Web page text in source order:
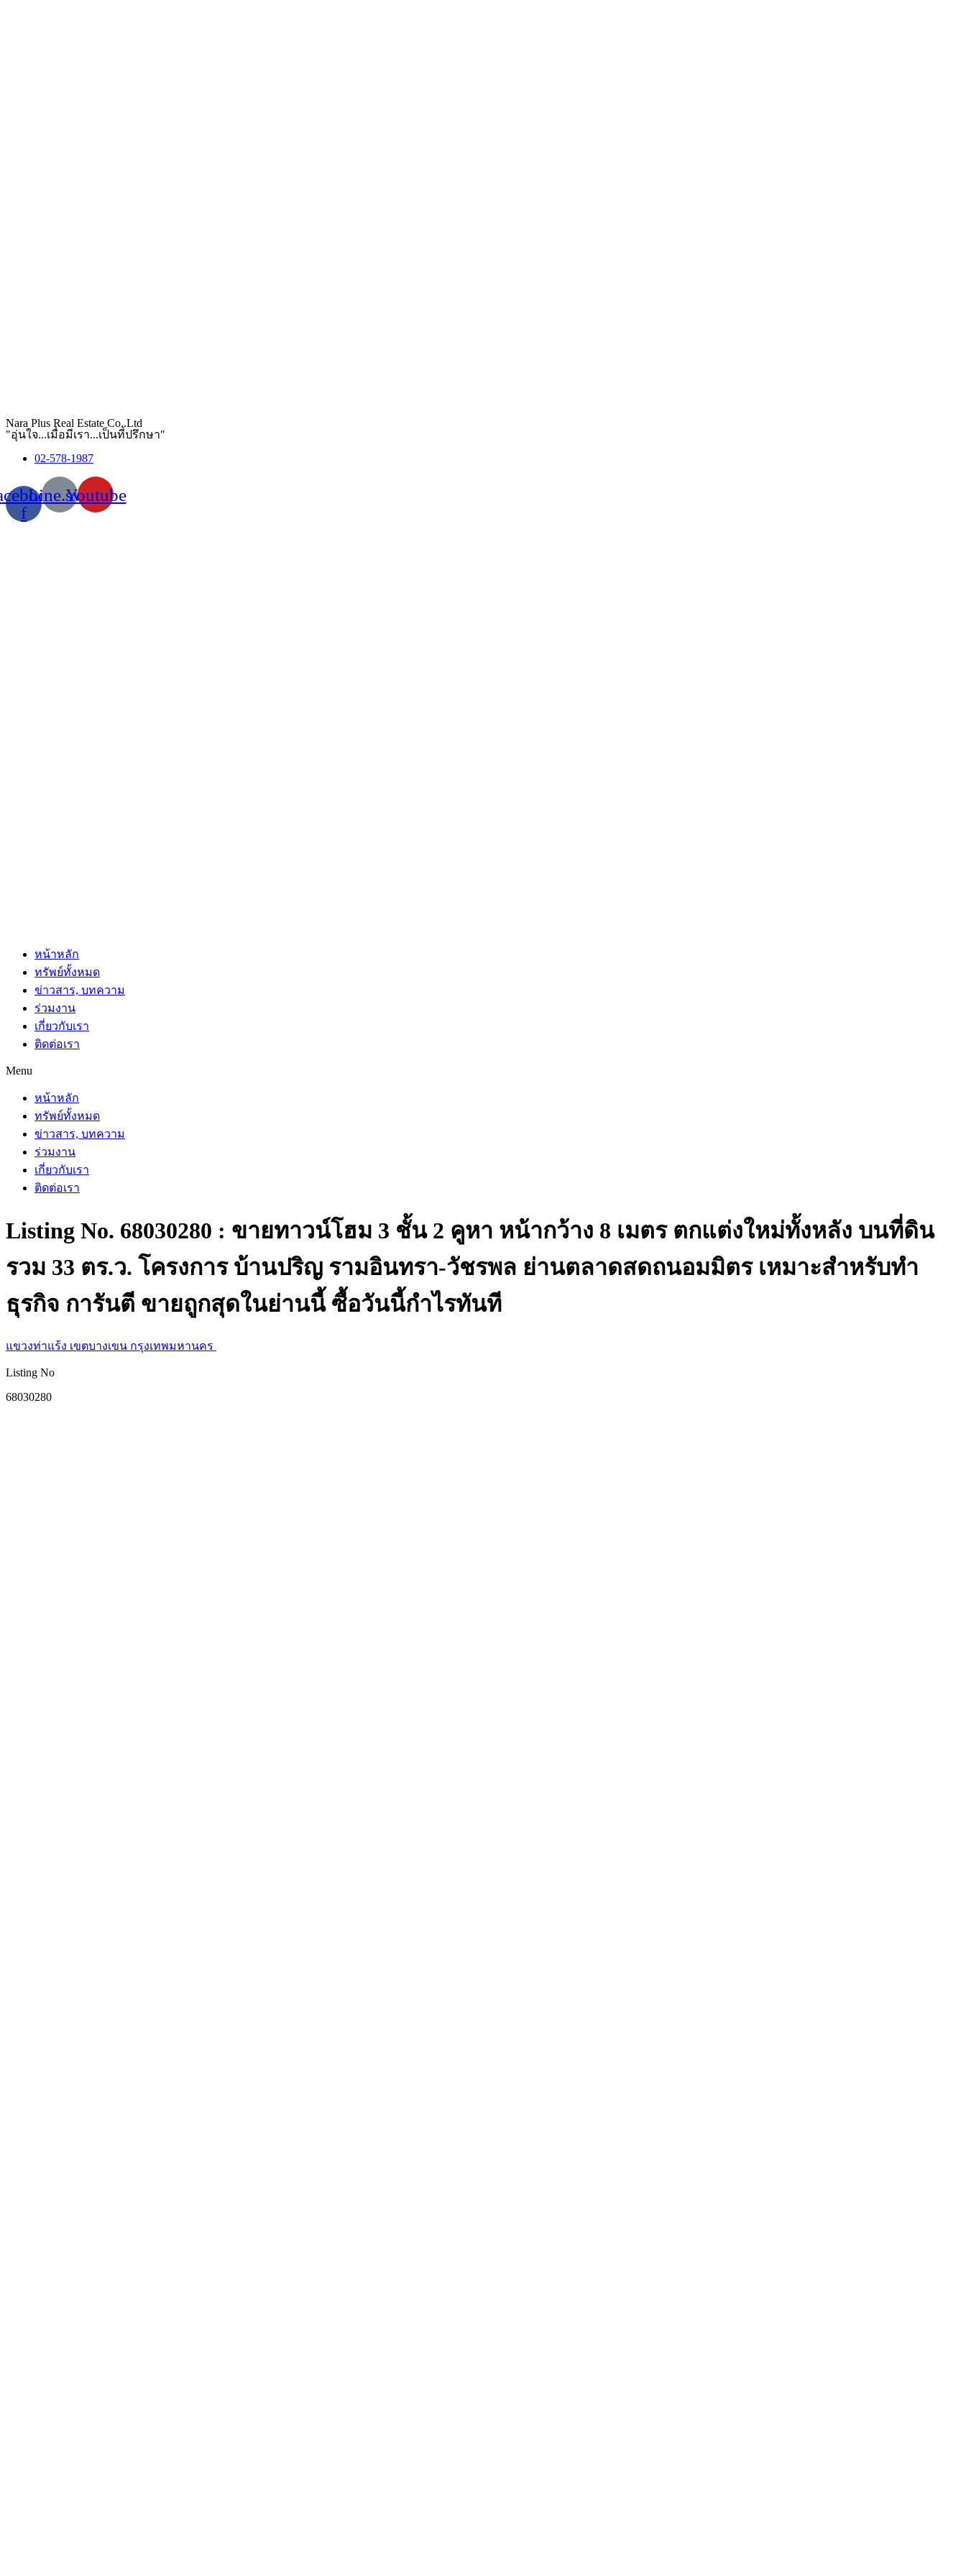
Nara Plus Real Estate Co,.Ltd
"อุ่นใจ...เมื่อมีเรา...เป็นที่ปรึกษา"
02-578-1987
f
Line.svgYoutube
หน้าหลัก
ทรัพย์ทั้งหมด
ข่าวสาร, บทความ
ร่วมงาน
เกี่ยวกับเรา
ติดต่อเรา
Menu
หน้าหลัก
ทรัพย์ทั้งหมด
ข่าวสาร, บทความ
ร่วมงาน
เกี่ยวกับเรา
ติดต่อเรา
Listing No. 68030280 : ขายทาวน์โฮม 3 ชั้น 2 คูหา หน้ากว้าง 8 เมตร ตกแต่งใหม่ทั้งหลัง บนที่ดิน
รวม 33 ตร.ว. โครงการ บ้านปริญ รามอินทรา-วัชรพล ย่านตลาดสดถนอมมิตร เหมาะสำหรับทำ
ธุรกิจ การันตี ขายถูกสุดในย่านนี้ ซื้อวันนี้กำไรทันที
แขวงท่าแร้ง เขตบางเขน กรุงเทพมหานคร
Listing No
68030280